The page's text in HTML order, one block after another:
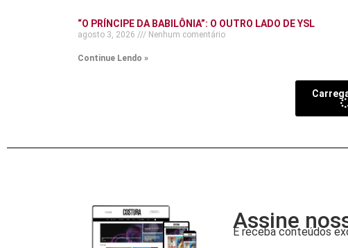
“O PRÍNCIPE DA BABILÔNIA”: O OUTRO LADO DE YSL
agosto 3, 2026 Nenhum comentário
Continue Lendo »
Assine
E receba conteúdos